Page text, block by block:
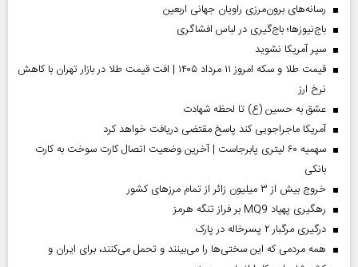
رسانه‌های برون‌مرزی راویان جهانی اربعین
باج‌نیوزها؛ باج‌گیری در لباس افشاگری
سپر آمریکا نشوید
قیمت طلا و سکه امروز ۱۱ مرداد ۱۴۰۵ | افت قیمت طلا در بازار تهران با کاهش
نرخ ارز
عشق به حسین (ع) تا لحظه شهادت
آمریکا ماجراجویی کند پاسخ مقتضی دریافت خواهد کرد
سهمیه ۶۰ لیتری پابرجاست | آخرین وضعیت اتصال کارت سوخت به کارت
بانکی
خروج بیش از ۳ میلیون زائر از تمام مرز‌های کشور
رهگیری پهپاد MQ9 بر فراز تنگه هرمز
درگیری مرگبار ۲ پسرخاله در پارک
همه مردمی که این سختی‌ها را می‌بینند و تحمل می‌کنند، برای ایران و